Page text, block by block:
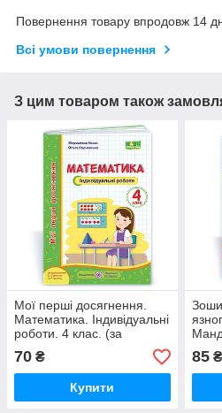
Повернення товару впродовж 14
Всі умови повернення
З цим товаром також
Мої перші досягнення.
Математика. Індивідуальні
роботи. 4 клас. (за
програмами Савченко О.,
Шиян Р.). НУШ
70 ₴
Купити
кл.
О).
85₴